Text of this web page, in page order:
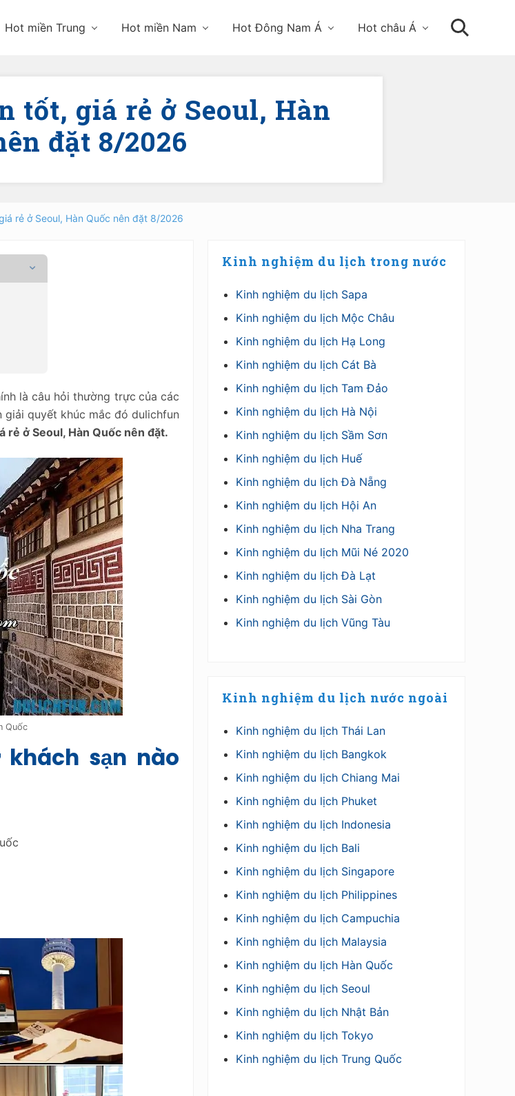
Hot miền Trung Hot miền Nam Hot Đông Nam Á Hot châu Á
Tìm
tốt, giá rẻ ở Seoul, Hàn
đặt 8/2026
rẻ ở Seoul, Hàn Quốc nên đặt 8/2026
là câu hỏi thường trực của các
quyết khúc mắc đó dulichfun
rẻ ở Seoul, Hàn Quốc nên đặt.
Quốc
khách sạn nào
Primary
Sidebar
Kinh nghiệm du lịch trong nước
Kinh nghiệm du lịch Sapa
Kinh nghiệm du lịch Mộc Châu
Kinh nghiệm du lịch Hạ Long
Kinh nghiệm du lịch Cát Bà
Kinh nghiệm du lịch Tam Đảo
Kinh nghiệm du lịch Hà Nội
Kinh nghiệm du lịch Sầm Sơn
Kinh nghiệm du lịch Huế
Kinh nghiệm du lịch Đà Nẵng
Kinh nghiệm du lịch Hội An
Kinh nghiệm du lịch Nha Trang
Kinh nghiệm du lịch Mũi Né 2020
Kinh nghiệm du lịch Đà Lạt
Kinh nghiệm du lịch Sài Gòn
Kinh nghiệm du lịch Vũng Tàu
Kinh nghiệm du lịch nước ngoài
Kinh nghiệm du lịch Thái Lan
Kinh nghiệm du lịch Bangkok
Kinh nghiệm du lịch Chiang Mai
Kinh nghiệm du lịch Phuket
Kinh nghiệm du lịch Indonesia
Kinh nghiệm du lịch Bali
Kinh nghiệm du lịch Singapore
Kinh nghiệm du lịch Philippines
Kinh nghiệm du lịch Campuchia
Kinh nghiệm du lịch Malaysia
Kinh nghiệm du lịch Hàn Quốc
Kinh nghiệm du lịch Seoul
Kinh nghiệm du lịch Nhật Bản
Kinh nghiệm du lịch Tokyo
Kinh nghiệm du lịch Trung Quốc